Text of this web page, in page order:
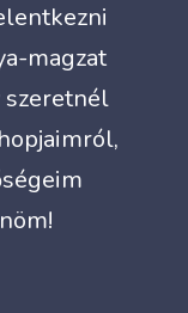
magzat
szeretnél